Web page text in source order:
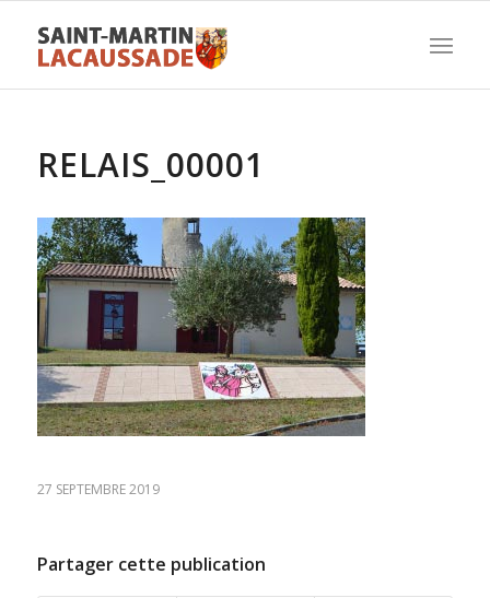
RELAIS_00001
27 SEPTEMBRE 2019
Partager cette publication